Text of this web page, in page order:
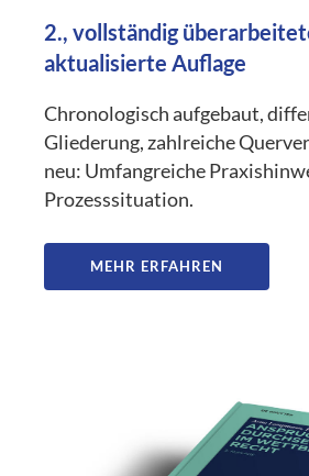
2., vollständig
aktualisierte Auflage
Chronologisch aufgebaut,
Gliederung, zahlreiche
neu: Umfangreiche
Prozesssituation.
MEHR ERFAHREN